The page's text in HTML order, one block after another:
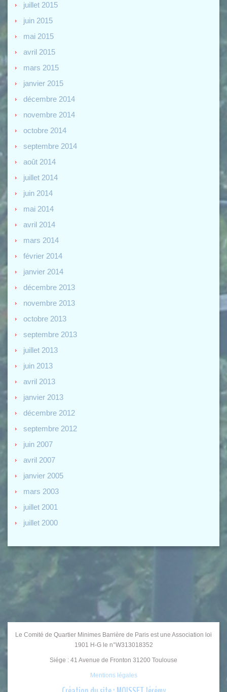
juillet 2015
juin 2015
mai 2015
avril 2015
mars 2015
janvier 2015
décembre 2014
novembre 2014
octobre 2014
septembre 2014
août 2014
juillet 2014
juin 2014
mai 2014
avril 2014
mars 2014
février 2014
janvier 2014
décembre 2013
novembre 2013
octobre 2013
septembre 2013
juillet 2013
juin 2013
avril 2013
janvier 2013
décembre 2012
septembre 2012
juin 2007
avril 2007
janvier 2005
mars 2003
juillet 2001
juillet 2000
Le Comité de Quartier Minimes Barrière de Paris est une Association loi
1901 H-G le n°W313018352
Siége : 41 Avenue de Fronton 31200 Toulouse
Mentions légales